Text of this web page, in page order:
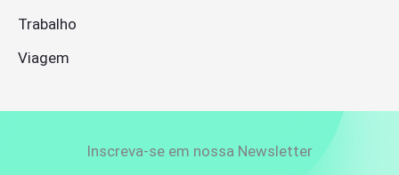
Trabalho
Viagem
Inscreva-se em nossa Newsletter